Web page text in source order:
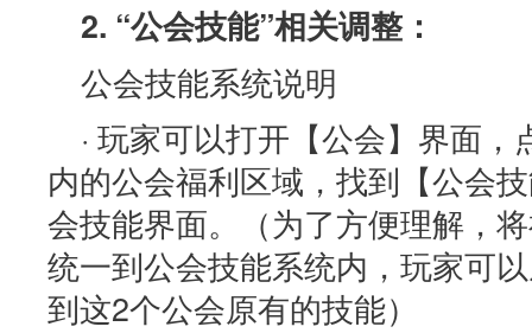
2. “公会技能”相关调整：
公会技能系统说明
· 玩家可以打开【公会】界面
内的公会福利区域，找到【公会
会技能界面。（为了方便理解，
统一到公会技能系统内，玩家可
到这2个公会原有的技能）